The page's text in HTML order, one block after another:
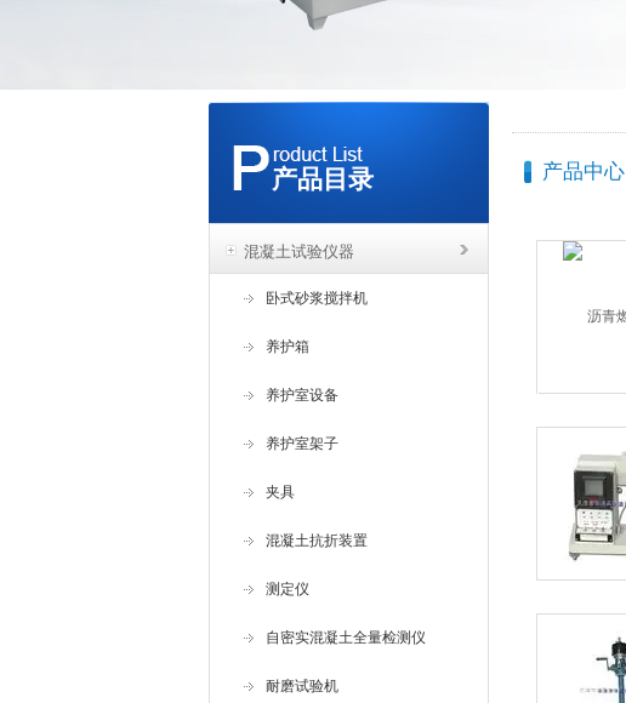
产品目录
混凝土试验仪器
卧式砂浆搅拌机
养护箱
养护室设备
养护室架子
夹具
混凝土抗折装置
测定仪
自密实混凝土全量检测仪
耐磨试验机
产品中心